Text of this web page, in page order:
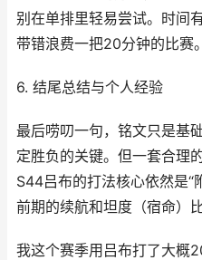
别在单排里轻易尝试。时间
带错浪费一把20分钟的比赛。
6. 结尾总结与个人经验
最后唠叨一句，铭文只是基
定胜负的关键。但一套合理
S44吕布的打法核心依然是“
前期的续航和坦度（宿命）
我这个赛季用吕布打了大概